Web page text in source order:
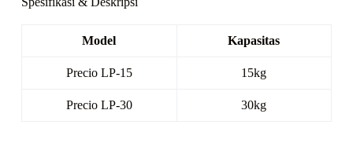
Model Kapasitas
Precio LP-15 15kg
Precio LP-30 30kg